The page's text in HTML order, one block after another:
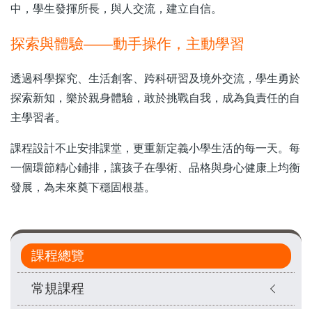
中，學生發揮所長，與人交流，建立自信。
探索與體驗——動手操作，主動學習
透過科學探究、生活創客、跨科研習及境外交流，學生勇於
探索新知，樂於親身體驗，敢於挑戰自我，成為負責任的自
主學習者。
課程設計不止安排課堂，更重新定義小學生活的每一天。每
一個環節精心鋪排，讓孩子在學術、品格與身心健康上均衡
發展，為未來奠下穩固根基。
Main
navigation
課程總覽
常規課程